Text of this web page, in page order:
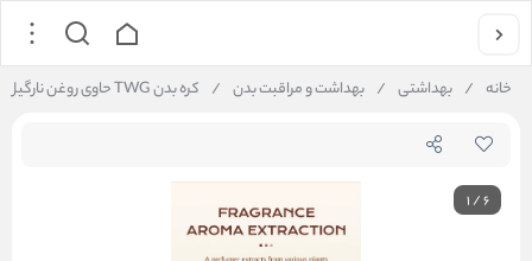
خانه / بهداشتی / بهداشت و مراقبت بدن / کره بدن TWG حاوی روغن نارگیل TWG OEM Custom Coconut Oil Body Butter
1/6